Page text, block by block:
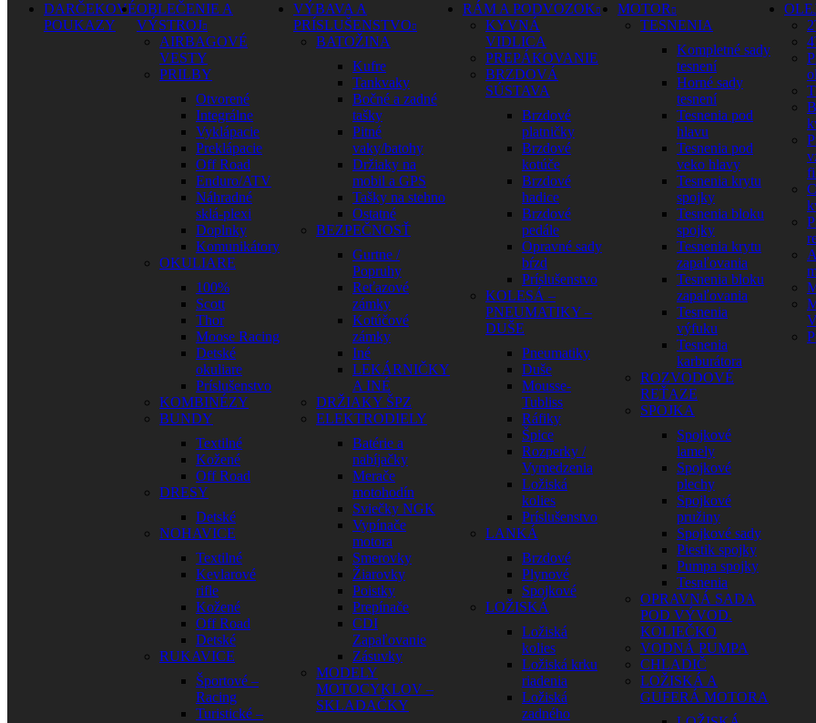
DARČEKOVÉ
POUKAZY
OBLEČENIE A
VÝSTROJ
AIRBAGOVÉ
VESTY
PRILBY
Otvorené
Integrálne
Vyklápacie
Preklápacie
Off Road
Enduro/ATV
Náhradné
sklá-plexi
Doplnky
Komunikátory
OKULIARE
100%
Scott
Thor
Moose Racing
Detské
okuliare
Príslušenstvo
KOMBINÉZY
BUNDY
Textilné
Kožené
Off Road
DRESY
Detské
NOHAVICE
Textilné
Kevlarové
rifle
Kožené
Off Road
Detské
RUKAVICE
Športové –
Racing
Turistické –
VÝBAVA A
PRÍSLUŠENSTVO
BATOŽINA
Kufre
Tankvaky
Bočné a zadné
tašky
Pitné
vaky/batohy
Držiaky na
mobil a GPS
Tašky na stehno
Ostatné
BEZPEČNOSŤ
Gurtne /
Popruhy
Reťazové
zámky
Kotúčové
zámky
Iné
LEKÁRNIČKY
A INÉ
DRŽIAKY ŠPZ
ELEKTRODIELY
Batérie a
nabíjačky
Merače
motohodín
Sviečky NGK
Vypínače
motora
Smerovky
Žiarovky
Poistky
Prepínače
CDI
Zapaľovanie
Zásuvky
MODELY
MOTOCYKLOV –
SKLADAČKY
RÁM A PODVOZOK
KYVNÁ
VIDLICA
PREPÁKOVANIE
BRZDOVÁ
SÚSTAVA
Brzdové
platničky
Brzdové
kotúče
Brzdové
hadice
Brzdové
pedále
Opravné sady
bŕzd
Príslušenstvo
KOLESÁ –
PNEUMATIKY –
DUŠE
Pneumatiky
Duše
Mousse-
Tubliss
Ráfiky
Špice
Rozperky /
Vymedzenia
Ložiská
kolies
Príslušenstvo
LANKÁ
Brzdové
Plynové
Spojkové
LOŽISKÁ
Ložiská
kolies
Ložiská krku
riadenia
Ložiská
zadného
MOTOR
TESNENIA
Kompletné sady
tesnení
Horné sady
tesnení
Tesnenia pod
hlavu
Tesnenia pod
veko hlavy
Tesnenia krytu
spojky
Tesnenia bloku
spojky
Tesnenia krytu
zapaľovania
Tesnenia bloku
zapaľovania
Tesnenia
výfuku
Tesnenia
karburátora
ROZVODOVÉ
REŤAZE
SPOJKA
Spojkové
lamely
Spojkové
plechy
Spojkové
pružiny
Spojkové sady
Piestik spojky
Pumpa spojky
Tesnenia
OPRAVNÁ SADA
POD VÝVOD.
KOLIEČKO
VODNÁ PUMPA
CHLADIČ
LOŽISKÁ A
GUFERÁ MOTORA